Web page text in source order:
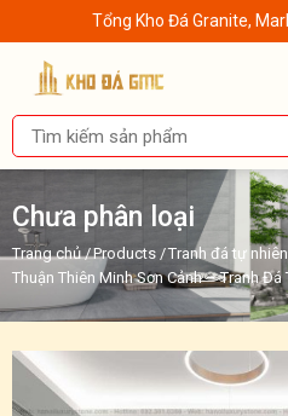
Tổng Kho Đá Granite,
Chưa phân loại
Trang chủ/Products /Tranh đá tự nhiên
Thuận Thiên Minh Sơn Cảnh – Tranh Đá